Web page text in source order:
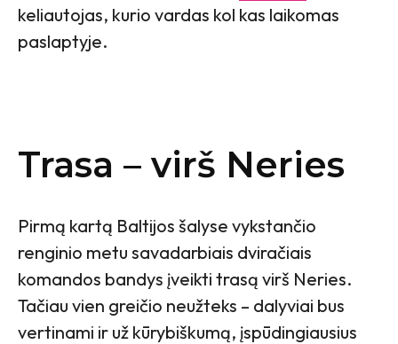
keliautojas, kurio vardas kol kas laikomas
paslaptyje.
Trasa – virš Neries
Pirmą kartą Baltijos šalyse vykstančio
renginio metu savadarbiais dviračiais
komandos bandys įveikti trasą virš Neries.
Tačiau vien greičio neužteks – dalyviai bus
vertinami ir už kūrybiškumą, įspūdingiausius